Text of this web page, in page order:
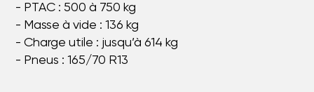
- PTAC : 500 à 750 kg
- Masse à vide : 136 kg
- Charge utile : jusqu’à 614 kg
- Pneus : 165/70 R13